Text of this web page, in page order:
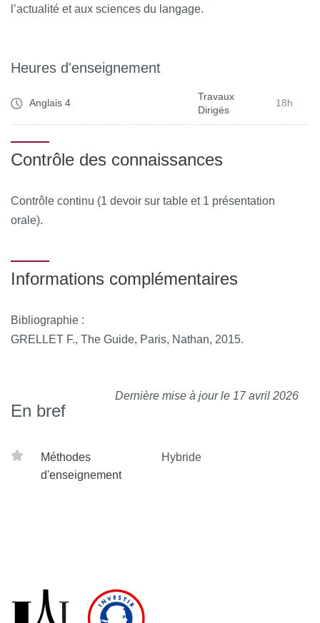
l’actualité et aux sciences du langage.
Heures d'enseignement
Anglais 4
Travaux
Dirigés
18h
Contrôle des connaissances
Contrôle continu (1 devoir sur table et 1 présentation
orale).
Informations complémentaires
Bibliographie :
GRELLET F., The Guide, Paris, Nathan, 2015.
Dernière mise à jour le 17 avril 2026
En bref
Méthodes
d'enseignement
Hybride